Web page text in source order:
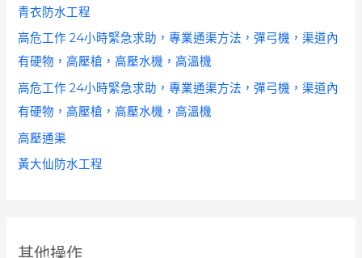
青衣防水工程
高危工作 24小時緊急求助，專業通渠方法，彈弓機，渠道內
有硬物，高壓槍，高壓水機，高溫機
高危工作 24小時緊急求助，專業通渠方法，彈弓機，渠道內
有硬物，高壓槍，高壓水機，高溫機
高壓通渠
黃大仙防水工程
其他操作